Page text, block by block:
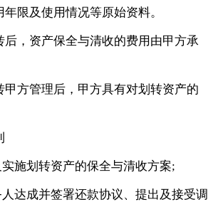
限及使用情况等原始资料。
后，资产保全与清收的费用由甲方承
甲方管理后，甲方具有对划转资产的
施划转资产的保全与清收方案;
达成并签署还款协议、提出及接受调